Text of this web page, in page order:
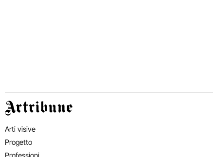
Artribune
Arti visive
Progetto